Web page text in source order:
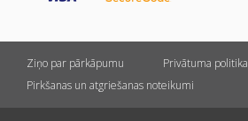
Ziņo par pārkāpumu
Privātuma politika
Pirkšanas un atgriešanas noteikumi